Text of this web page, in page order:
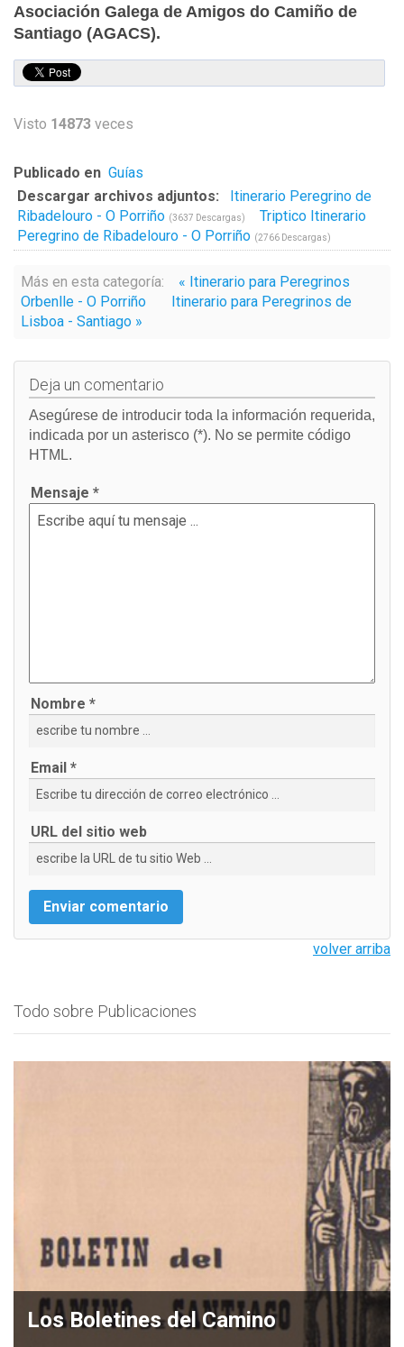
Asociación Galega de Amigos do Camiño de
Santiago (AGACS).
Visto 14873 veces
Publicado en Guías
Descargar archivos adjuntos:
Itinerario Peregrino de
Ribadelouro - O Porriño (3637 Descargas)
Triptico Itinerario
Peregrino de Ribadelouro - O Porriño (2766 Descargas)
Más en esta categoría:
« Itinerario para Peregrinos
Orbenlle - O Porriño
Itinerario para Peregrinos de
Lisboa - Santiago »
Deja un comentario
Asegúrese de introducir toda la información requerida,
indicada por un asterisco (*). No se permite código
HTML.
Mensaje *
Nombre *
Email *
URL del sitio web
volver arriba
Todo sobre Publicaciones
Los Boletines del Camino